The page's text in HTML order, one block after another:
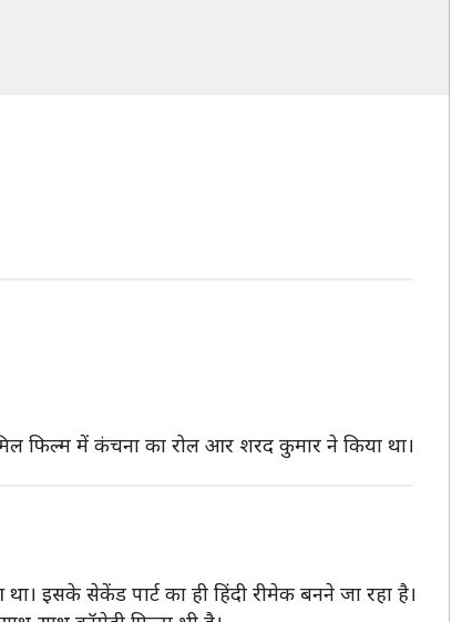
फिल्म में कंचना का रोल आर शरद कुमार ने किया था।
इसके सेकेंड पार्ट का ही हिंदी रीमेक बनने जा रहा है।